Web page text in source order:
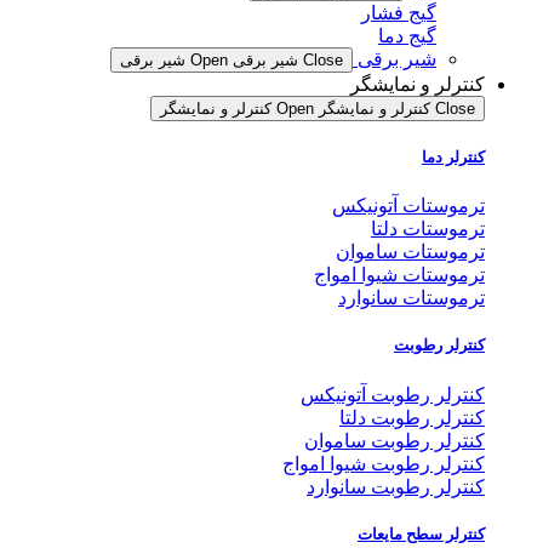
گیج فشار
گیج دما
شیر برقی
Close شیر برقی Open شیر برقی
کنترلر و نمایشگر
Close کنترلر و نمایشگر Open کنترلر و نمایشگر
کنترلر دما
ترموستات آتونیکس
ترموستات دلتا
ترموستات ساموان
ترموستات شیوا امواج
ترموستات سانوارد
کنترلر رطوبت
کنترلر رطوبت آتونیکس
کنترلر رطوبت دلتا
کنترلر رطوبت ساموان
کنترلر رطوبت شیوا امواج
کنترلر رطوبت سانوارد
کنترلر سطح مایعات